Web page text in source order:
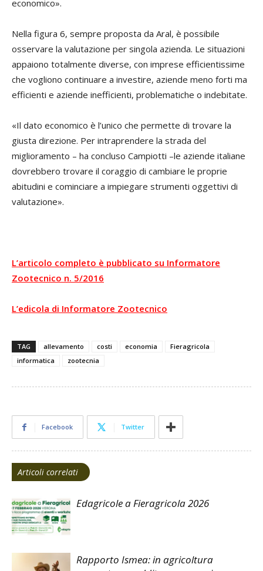
economico».
Nella figura 6, sempre proposta da Aral, è possibile
osservare la valutazione per singola azienda. Le situazioni
appaiono totalmente diverse, con imprese efficientissime
che vogliono continuare a investire, aziende meno forti ma
efficienti e aziende inefficienti, problematiche o indebitate.
«Il dato economico è l’unico che permette di trovare la
giusta direzione. Per intraprendere la strada del
miglioramento – ha concluso Campiotti –le aziende italiane
dovrebbero trovare il coraggio di cambiare le proprie
abitudini e cominciare a impiegare strumenti oggettivi di
valutazione».
L’articolo completo è pubblicato su Informatore
Zootecnico n. 5/2016
L’edicola di Informatore Zootecnico
TAG allevamento costi economia
Fieragricola
informatica
zootecnia
Facebook Twitter
Articoli correlati
Edagricole a Fieragricola 2026
Rapporto Ismea: in agricoltura